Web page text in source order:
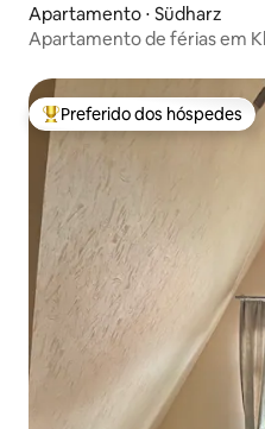
Apartamento ⋅ Südharz
Apartamento de férias em
Entre os melhores preferidos
Preferido dos hóspedes